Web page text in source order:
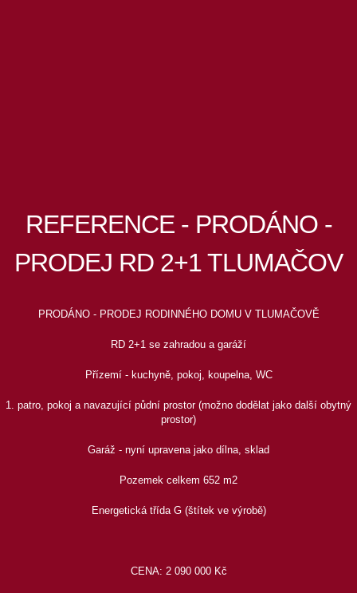
REFERENCE - PRODÁNO -
PRODEJ RD 2+1 TLUMAČOV
PRODÁNO - PRODEJ RODINNÉHO DOMU V TLUMAČOVĚ
RD 2+1 se zahradou a garáží
Přízemí - kuchyně, pokoj, koupelna, WC
1. patro, pokoj a navazující půdní prostor (možno dodělat jako další obytný
prostor)
Garáž - nyní upravena jako dílna, sklad
Pozemek celkem 652 m2
Energetická třída G (štítek ve výrobě)
CENA: 2 090 000 Kč